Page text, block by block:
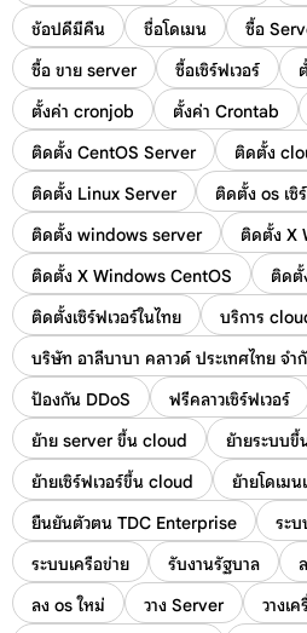
ช้อปดีมีคืน
ชื่อโดเมน ซื้อ
ซื้อ ขาย server
ซื้อเซิร์ฟเวอร์
ตั้งค่า cronjob
ตั้งค่า Crontab
ติดตั้ง CentOS Server
ติดตั้ง
ติดตั้ง Linux Server
ติดตั้ง os เซิ
ติดตั้ง windows server
ติดตั้ง X
ติดตั้ง X Windows CentOS
ติดตั้
ติดตั้งเซิร์ฟเวอร์ในไทย
บริการ
บริษัท อาลีบาบา คลาวด์ ประเทศไทย จำ
ป้องกัน DDoS
ฟรีคลาวเซิร์ฟเวอร์
ย้าย server ขึ้น cloud
ย้ายระบบขึ้
ย้ายเซิร์ฟเวอร์ขึ้น cloud
ย้ายโดเมน
ยืนยันตัวตน TDC Enterprise
ระ
ระบบเครือข่าย
รับงานรัฐบาล
ลง os ใหม่
วาง Server
วางเ